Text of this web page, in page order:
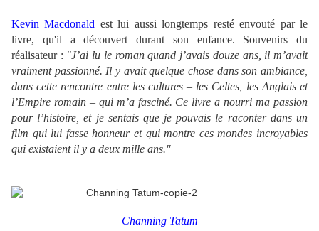
Kevin Macdonald est lui aussi longtemps resté envouté par le
livre, qu'il a découvert durant son enfance. Souvenirs du
réalisateur : "J’ai lu le roman quand j’avais douze ans, il m’avait
vraiment passionné. Il y avait quelque chose dans son ambiance,
dans cette rencontre entre les cultures – les Celtes, les Anglais et
l’Empire romain – qui m’a fasciné. Ce livre a nourri ma passion
pour l’histoire, et je sentais que je pouvais le raconter dans un
film qui lui fasse honneur et qui montre ces mondes incroyables
qui existaient il y a deux mille ans."
Channing Tatum